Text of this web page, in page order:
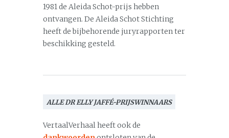
1981 de Aleida Schot-prijs hebben
ontvangen. De Aleida Schot Stichting
heeft de bijbehorende juryrapporten ter
beschikking gesteld.
ALLE DR ELLY JAFFÉ-PRIJSWINNAARS
VertaalVerhaal heeft ook de